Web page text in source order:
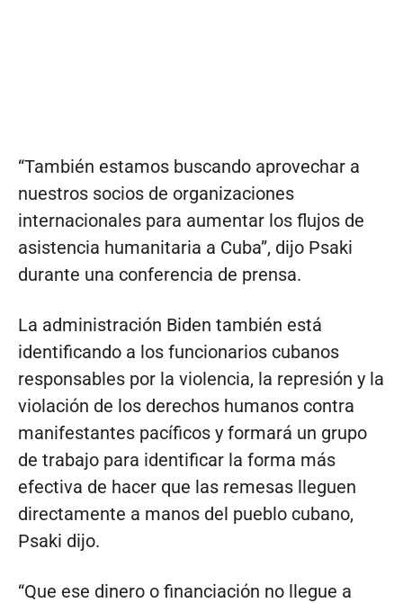
“También estamos buscando aprovechar a
nuestros socios de organizaciones
internacionales para aumentar los flujos de
asistencia humanitaria a Cuba”, dijo Psaki
durante una conferencia de prensa.
La administración Biden también está
identificando a los funcionarios cubanos
responsables por la violencia, la represión y la
violación de los derechos humanos contra
manifestantes pacíficos y formará un grupo
de trabajo para identificar la forma más
efectiva de hacer que las remesas lleguen
directamente a manos del pueblo cubano,
Psaki dijo.
“Que ese dinero o financiación no llegue a